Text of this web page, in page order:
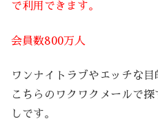
で利用できます。
会員数800万人
ワンナイトラブやエッチな
こちらのワクワクメールで
しです。